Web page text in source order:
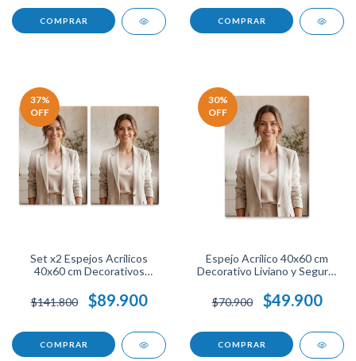
37%
OFF
Set x2 Espejos Acrílicos
40x60 cm Decorativos
Moderno Irrompible Ideal
para Baño Habitación Sala
$141.800 $89.900
30%
OFF
Espejo Acrílico 40x60 cm
Decorativo Liviano y Seguro,
Ideal para Baño Habitación
Sala Fácil Instalación.
$70.900 $49.900